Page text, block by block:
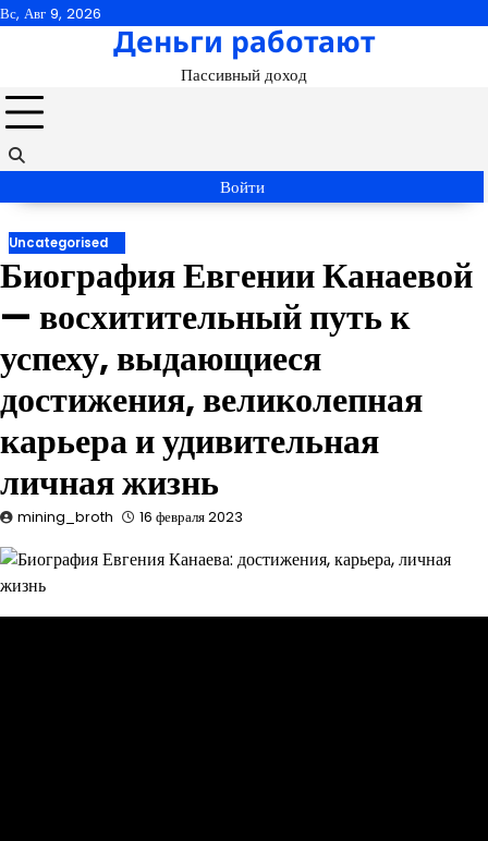
Перейти
Вс, Авг 9, 2026
Деньги работают
Пассивный доход
Войти
Uncategorised
Биография Евгении Канаевой
— восхитительный путь к
успеху, выдающиеся
достижения, великолепная
карьера и удивительная
личная жизнь
mining_broth 16 февраля 2023